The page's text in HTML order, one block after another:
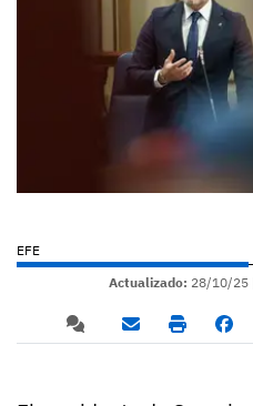
EFE
Actualizado: 28/10/25